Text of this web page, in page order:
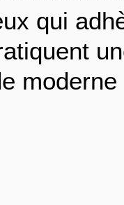
qui
moderne